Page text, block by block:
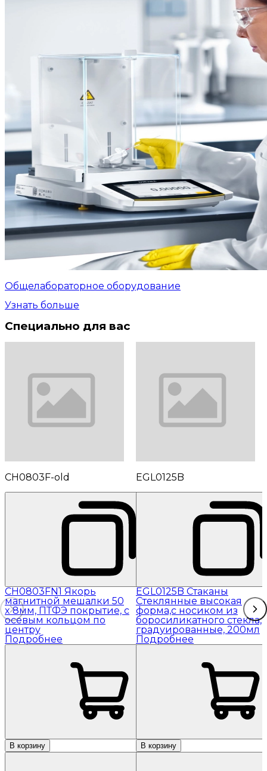
Общелабораторное оборудование
Узнать больше
Специально для вас
CH0803F-old
CH0803FN1 Якорь
магнитной мешалки 50
x 8мм, ПТФЭ покрытие, с
осевым кольцом по
центру
Подробнее
В корзину
EGL0125B
EGL0125B Стаканы
Стеклянные высокая
форма,с носиком из
боросиликатного стекла,
градуированные, 200мл
Подробнее
В корзину